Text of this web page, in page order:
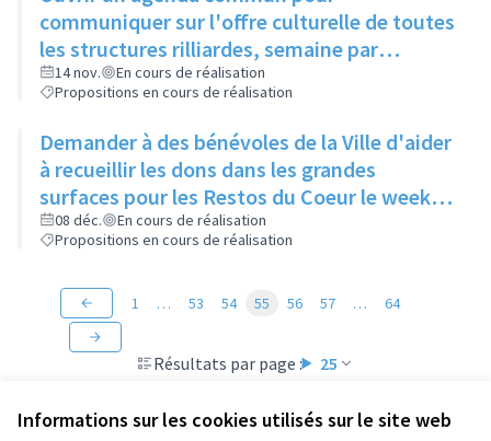
Informations sur les cookies utilisés sur le site web
communiquer sur l'offre culturelle de toutes
les structures rilliardes, semaine par
semaine, avec régulation par la mairie
14 nov.
En cours de réalisation
Propositions en cours de réalisation
Demander à des bénévoles de la Ville d'aider
à recueillir les dons dans les grandes
surfaces pour les Restos du Coeur le week-
end de la grande collecte afin d'augmenter
le nombre de points de collecte.
08 déc.
En cours de réalisation
Propositions en cours de réalisation
Résultats par page : 25
1 … 53 54 55 56 57 … 64